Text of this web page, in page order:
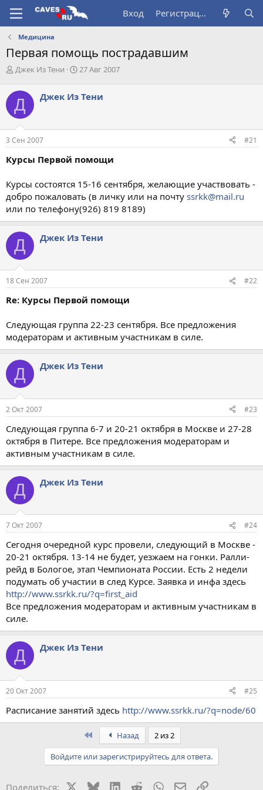
Вход Регистрация
Медицина
Первая помощь пострадавшим
А
т
о
р
т
е
м
Джек Из Тени
Д
ч
а
27 Авг 2007
Д Джек Из Тени
3 Сен 2007 #21
Курсы Первой помощи
Курсы состоятся 15-16 сентября, желающие участвовать -
добро пожаловать (в личку или на почту ssrkk@mail.ru
или по телефону(926) 819 8189)
Д Джек Из Тени
18 Сен 2007 #22
Re: Курсы Первой помощи
Следующая группа 22-23 сентября. Все предложения
модераторам и активным участникам в силе.
Д Джек Из Тени
2 Окт 2007 #23
Следующая группа 6-7 и 20-21 октября в Москве и 27-28
октября в Питере. Все предложения модераторам и
активным участникам в силе.
Д Джек Из Тени
7 Окт 2007 #24
Сегодня очередной курс провели, следующий в Москве -
20-21 октября. 13-14 не будет, уезжаем на гонки. Ралли-
рейд в Бологое, этап Чемпионата России. Есть 2 недели
подумать об участии в след Курсе. Заявка и инфа здесь
http://www.ssrkk.ru/?q=first_aid
Все предложения модераторам и активным участникам в
силе.
Д Джек Из Тени
20 Окт 2007 #25
Расписание занятий здесь http://www.ssrkk.ru/?q=node/60
Назад
2 из 2
Войдите или зарегистрируйтесь для ответа.
Поделиться: BlueskyLinkedIn
RedditWhatsAppЭлектронная
Ссылка